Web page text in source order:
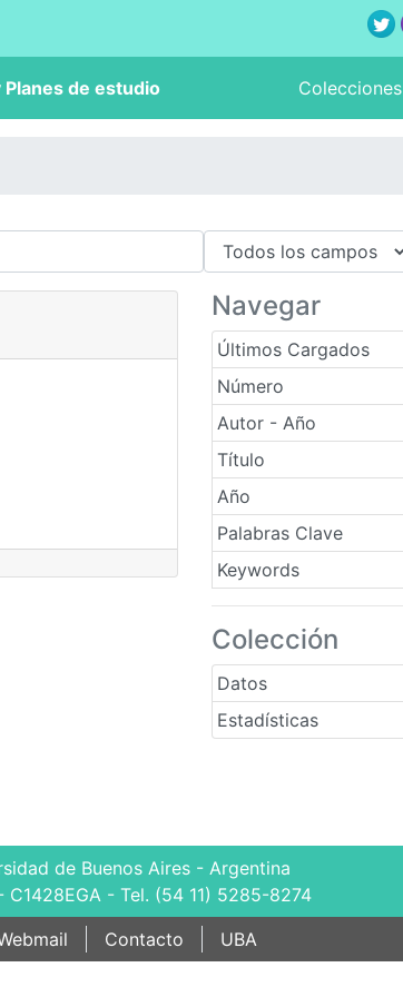
Planes de estudio Colecciones
Navegar
Últimos Cargados
Número
Autor - Año
Título
Año
Palabras Clave
Keywords
Colección
Datos
Estadísticas
de Buenos Aires - Argentina
- Tel. (54 11) 5285-8274
Contacto UBA